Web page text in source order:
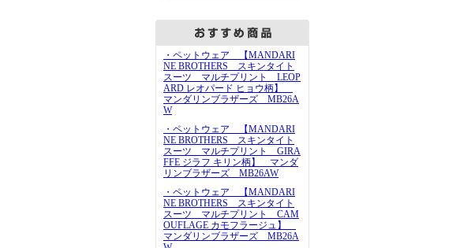
・ペットウェア 【MANDARI
NE BROTHERS スキンタイト
スーツ マルチプリント LEOP
ARD レオパード ヒョウ柄】
マンダリンブラザーズ MB26A
W
・ペットウェア 【MANDARI
NE BROTHERS スキンタイト
スーツ マルチプリント GIRA
FFE ジラフ キリン柄】 マンダ
リンブラザーズ MB26AW
・ペットウェア 【MANDARI
NE BROTHERS スキンタイト
スーツ マルチプリント CAM
OUFLAGE カモフラージュ】
マンダリンブラザーズ MB26A